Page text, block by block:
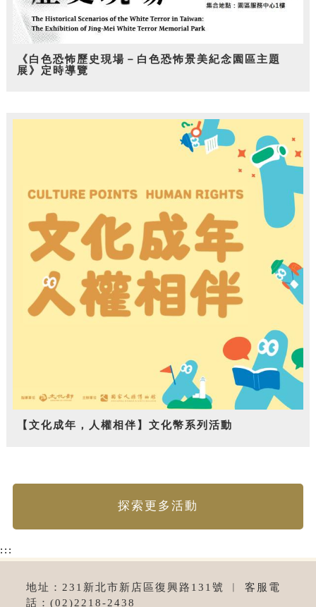
《白色恐怖歷史現場－白色恐怖景美紀念園區主題
展》定時導覽
【文化成年，人權相伴】文化幣系列活動
探索更多活動
:::
地址：231新北市新店區復興路131號 ︱ 客服電
話：(02)2218-2438